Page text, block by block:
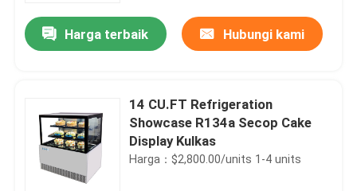
Harga terbaik Hubungi kami
14 CU.FT Refrigeration
Showcase R134a Secop Cake
Display Kulkas
Harga：$2,800.00/units 1-4 units